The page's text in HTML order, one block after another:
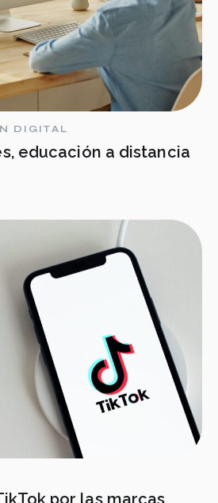
DIGITAL
educación a distancia
por las marcas